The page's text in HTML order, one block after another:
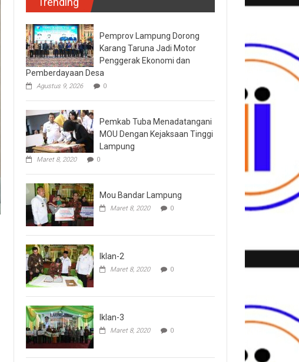
Pemprov Lampung Dorong
Karang Taruna Jadi Motor
Penggerak Ekonomi dan
Pemberdayaan Desa
Agustus 9, 2026 0
Pemkab Tuba Menadatangani
MOU Dengan Kejaksaan Tinggi
Lampung
Maret 8, 2020 0
Mou Bandar Lampung
Maret 8, 2020 0
Iklan-2
Maret 8, 2020 0
Iklan-3
Maret 8, 2020 0